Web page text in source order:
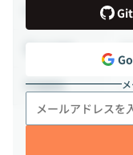
業
勤務地 -